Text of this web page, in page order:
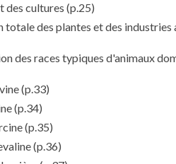
des cultures (p.25)
totale des plantes et des industries
des races typiques d'animaux
(p.33)
(p.34)
(p.35)
(p.36)